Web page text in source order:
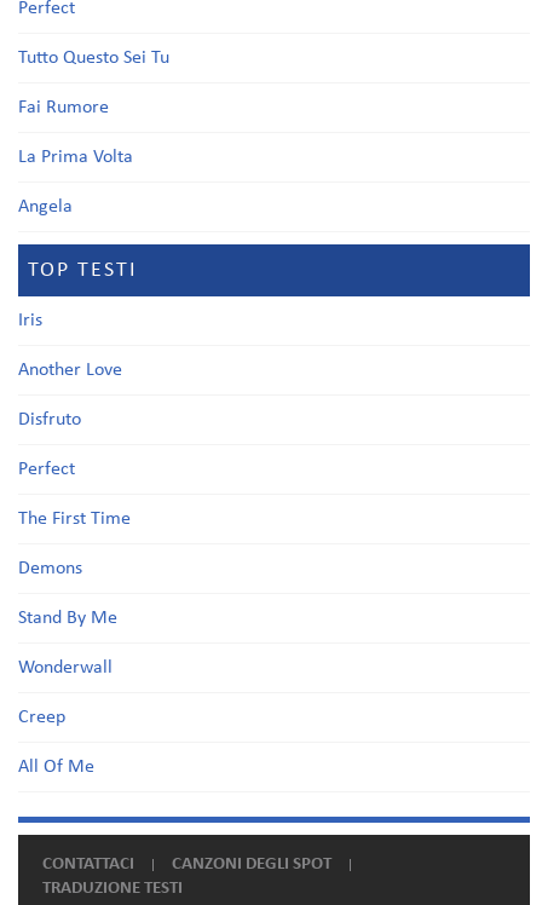
Perfect
Tutto Questo Sei Tu
Fai Rumore
La Prima Volta
Angela
TOP TESTI
Iris
Another Love
Disfruto
Perfect
The First Time
Demons
Stand By Me
Wonderwall
Creep
All Of Me
CONTATTACI
CANZONI DEGLI SPOT
TRADUZIONE TESTI